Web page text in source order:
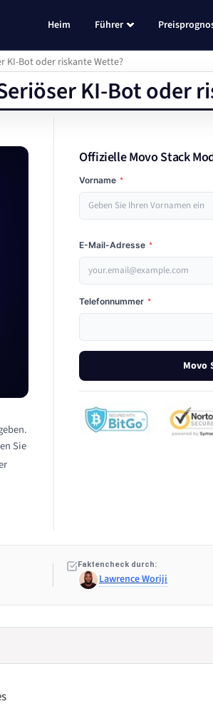
Heim Führer
KI-Bot oder riskante Wette?
KI-Bot oder
Sie
Offizielle Movo Stack
Vorname *
E-Mail-Adresse *
Telefonnummer *
Movo
Faktencheck durch:
Lawrence Woriji